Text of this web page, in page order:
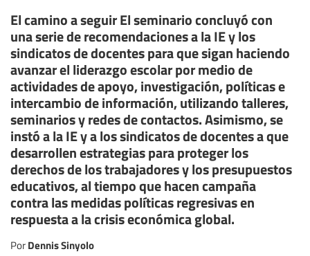
El camino a seguir El seminario concluyó con
una serie de recomendaciones a la IE y los
sindicatos de docentes para que sigan haciendo
avanzar el liderazgo escolar por medio de
actividades de apoyo, investigación, políticas e
intercambio de información, utilizando talleres,
seminarios y redes de contactos. Asimismo, se
instó a la IE y a los sindicatos de docentes a que
desarrollen estrategias para proteger los
derechos de los trabajadores y los presupuestos
educativos, al tiempo que hacen campaña
contra las medidas políticas regresivas en
respuesta a la crisis económica global.
Por Dennis Sinyolo